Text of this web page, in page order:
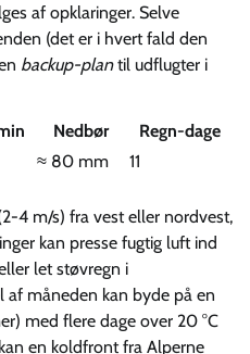
af opklaringer. Selve
(det er i hvert fald den
backup-plantil udflugter i
Nedbør
Regn-dage
≈ 80 mm 11
4 m/s) fra vest eller nordvest,
kan presse fugtig luft ind
let støvregn i
af måneden kan byde på en
med flere dage over 20 °C
en koldfront fra Alperne